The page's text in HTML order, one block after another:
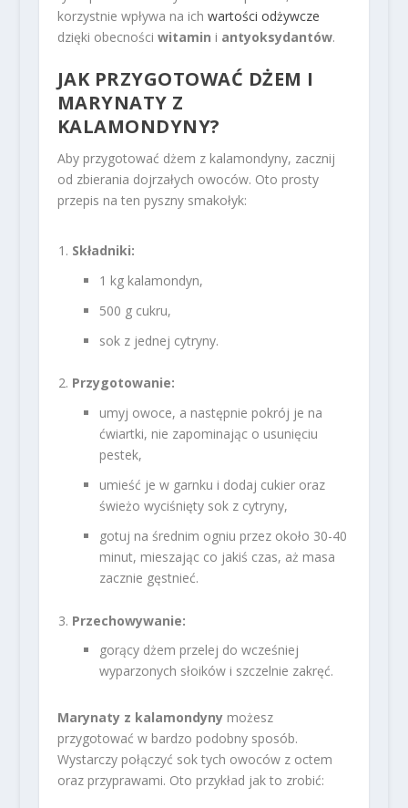
korzystnie wpływa na ich wartości odżywcze
dzięki obecności witamin i antyoksydantów.
JAK PRZYGOTOWAĆ DŻEM I
MARYNATY Z
KALAMONDYNY?
Aby przygotować dżem z kalamondyny, zacznij
od zbierania dojrzałych owoców. Oto prosty
przepis na ten pyszny smakołyk:
Składniki:
1 kg kalamondyn,
500 g cukru,
sok z jednej cytryny.
Przygotowanie:
umyj owoce, a następnie pokrój je na
ćwiartki, nie zapominając o usunięciu
pestek,
umieść je w garnku i dodaj cukier oraz
świeżo wyciśnięty sok z cytryny,
gotuj na średnim ogniu przez około 30-40
minut, mieszając co jakiś czas, aż masa
zacznie gęstnieć.
Przechowywanie:
gorący dżem przelej do wcześniej
wyparzonych słoików i szczelnie zakręć.
Marynaty z kalamondynymożesz
przygotować w bardzo podobny sposób.
Wystarczy połączyć sok tych owoców z octem
oraz przyprawami. Oto przykład jak to zrobić: